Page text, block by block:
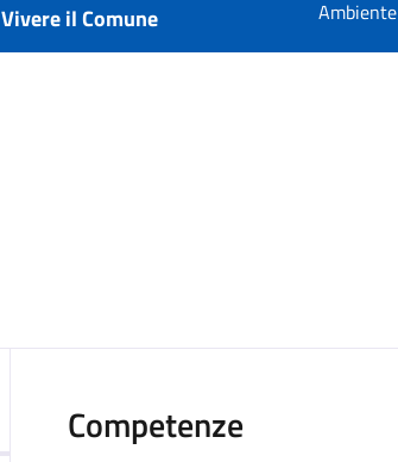
Vivere il Comune Ambiente
Competenze